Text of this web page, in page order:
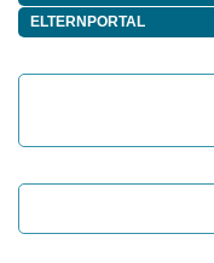
ELTERNPORTAL